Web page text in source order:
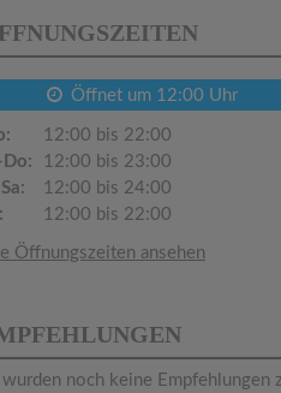
Öffnet um 12:00 Uhr
12:00 bis 22:00
Do:
12:00 bis 23:00
12:00 bis 24:00
12:00 bis 22:00
Öffnungszeiten ansehen
wurden noch keine Empfehlungen